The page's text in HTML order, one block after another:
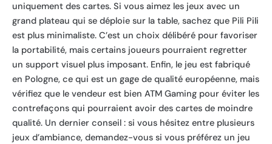
uniquement des cartes. Si vous aimez les jeux avec un
grand plateau qui se déploie sur la table, sachez que Pili Pili
est plus minimaliste. C’est un choix délibéré pour favoriser
la portabilité, mais certains joueurs pourraient regretter
un support visuel plus imposant. Enfin, le jeu est fabriqué
en Pologne, ce qui est un gage de qualité européenne, mais
vérifiez que le vendeur est bien ATM Gaming pour éviter les
contrefaçons qui pourraient avoir des cartes de moindre
qualité. Un dernier conseil : si vous hésitez entre plusieurs
jeux d’ambiance, demandez-vous si vous préférez un jeu